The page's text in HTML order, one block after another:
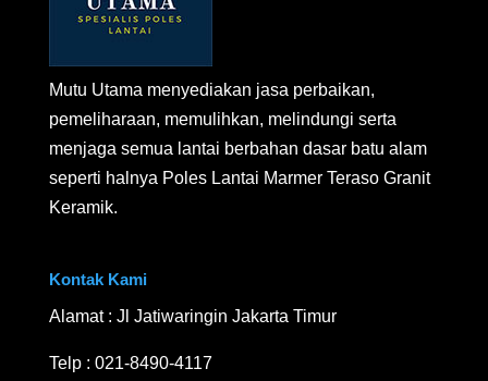
Mutu Utama menyediakan jasa perbaikan,
pemeliharaan, memulihkan, melindungi serta
menjaga semua lantai berbahan dasar batu alam
seperti halnya Poles Lantai Marmer Teraso Granit
Keramik.
Kontak Kami
Alamat : Jl Jatiwaringin Jakarta Timur
Telp : 021-8490-4117